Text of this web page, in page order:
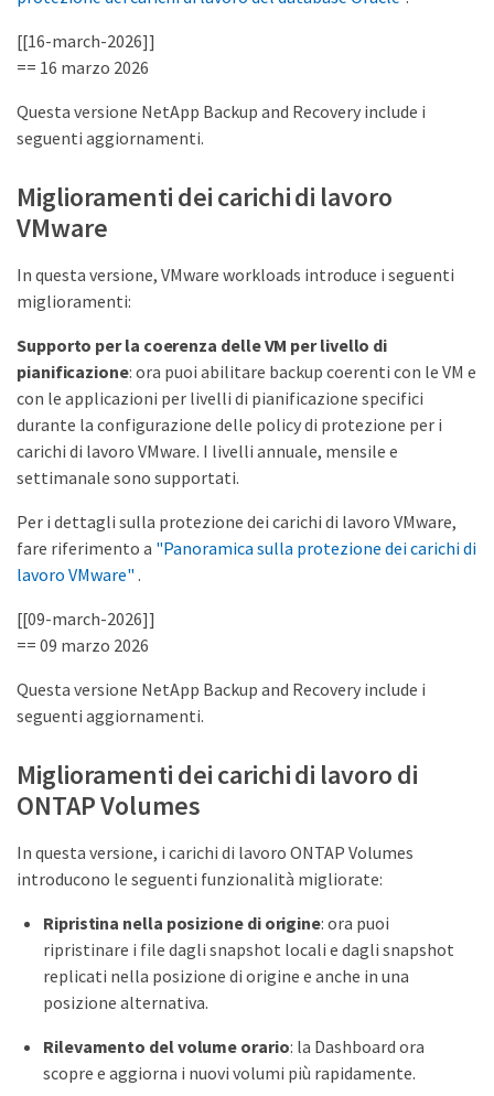
[[16-march-2026]]
== 16 marzo 2026
Questa versione NetApp Backup and Recovery include i
seguenti aggiornamenti.
Miglioramenti dei carichi di lavoro
VMware
In questa versione, VMware workloads introduce i seguenti
miglioramenti:
Supporto per la coerenza delle VM per livello di
pianificazione: ora puoi abilitare backup coerenti con le VM e
con le applicazioni per livelli di pianificazione specifici
durante la configurazione delle policy di protezione per i
carichi di lavoro VMware. I livelli annuale, mensile e
settimanale sono supportati.
Per i dettagli sulla protezione dei carichi di lavoro VMware,
fare riferimento a "Panoramica sulla protezione dei carichi di
lavoro VMware" .
[[09-march-2026]]
== 09 marzo 2026
Questa versione NetApp Backup and Recovery include i
seguenti aggiornamenti.
Miglioramenti dei carichi di lavoro di
ONTAP Volumes
In questa versione, i carichi di lavoro ONTAP Volumes
introducono le seguenti funzionalità migliorate:
Ripristina nella posizione di origine: ora puoi
ripristinare i file dagli snapshot locali e dagli snapshot
replicati nella posizione di origine e anche in una
posizione alternativa.
Rilevamento del volume orario: la Dashboard ora
scopre e aggiorna i nuovi volumi più rapidamente.